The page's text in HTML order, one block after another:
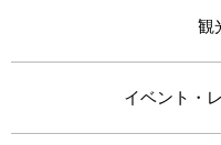
観
イベント・